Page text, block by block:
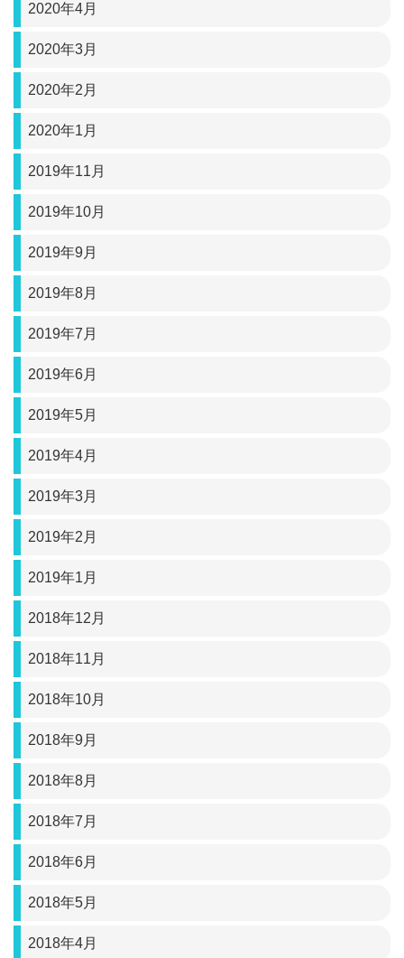
2020年4月
2020年3月
2020年2月
2020年1月
2019年11月
2019年10月
2019年9月
2019年8月
2019年7月
2019年6月
2019年5月
2019年4月
2019年3月
2019年2月
2019年1月
2018年12月
2018年11月
2018年10月
2018年9月
2018年8月
2018年7月
2018年6月
2018年5月
2018年4月